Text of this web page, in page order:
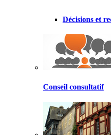
Décisions et
Conseil consultatif